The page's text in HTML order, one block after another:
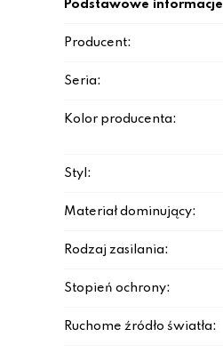
Podstawowe informacje
Producent:
Seria:
Kolor producenta:
Styl:
Materiał dominujący:
Rodzaj zasilania:
Stopień ochrony:
Ruchome źródło światła: